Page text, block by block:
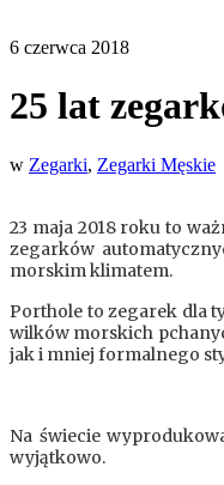
6 czerwca 2018
25 lat
w Zegarki, Zegarki Męskie
23 maja 2018 roku to
zegarków
morskim klimatem.
Porthole to zegarek dla
wilków morskich
jak i mniej formalnego
Na świecie
wyjątkowo.